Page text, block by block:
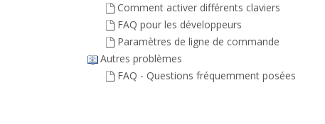
Comment activer différents claviers
FAQ pour les développeurs
Paramètres de ligne de commande
Autres problèmes
FAQ - Questions fréquemment posées